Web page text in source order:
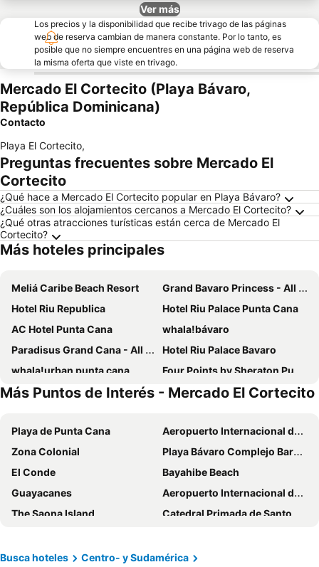
Ver más
Los precios y la disponibilidad que recibe trivago de las páginas
web de reserva cambian de manera constante. Por lo tanto, es
posible que no siempre encuentres en una página web de reserva
la misma oferta que viste en trivago.
Mercado El Cortecito (Playa Bávaro,
República Dominicana)
Contacto
Playa El Cortecito,
Preguntas frecuentes sobre Mercado El
Cortecito
¿Qué hace a Mercado El Cortecito popular en Playa Bávaro?
¿Cuáles son los alojamientos cercanos a Mercado El Cortecito?
¿Qué otras atracciones turísticas están cerca de Mercado El
Cortecito?
Más hoteles principales
Meliá Caribe Beach Resort
Grand Bavaro Princess - All Inclusive
Hotel Riu Republica
Hotel Riu Palace Punta Cana
AC Hotel Punta Cana
whala!bávaro
Paradisus Grand Cana - All Suites
Hotel Riu Palace Bavaro
whala!urban punta cana
Four Points by Sheraton Puntacana
Checkin El Cortecito Beach
Los Corales Beach Village
Checkin El Cortecito
Hotel Cortecito Inn Bavaro
Hotel Faranda Single 1 Punta Cana - Adults Only
My Home Hotel Punta Cana
Hotel Las Rosas de Punta Cana
Hotel Maracas Punta Cana
Hotel Marimba Punta Cana
Punta Cana Beach
Royal Beach Hotel Punta Cana A Jdv By Hyatt Hotel
Plaza Coral Hotel
Honky Tonk Punta Cana
Apartahotel Dubai
Más Puntos de Interés - Mercado El Cortecito
Playa de Punta Cana
Aeropuerto Internacional de Punta Cana
Zona Colonial
Playa Bávaro Complejo Barceló Bávaro
El Conde
Bayahibe Beach
Guayacanes
Aeropuerto Internacional de La Romana
The Saona Island
Catedral Primada de Santo Domingo
Playa Macao
Arena Gorda Complejo Bahia Principe Bavaro
Busca hoteles
Centro- y Sudamérica